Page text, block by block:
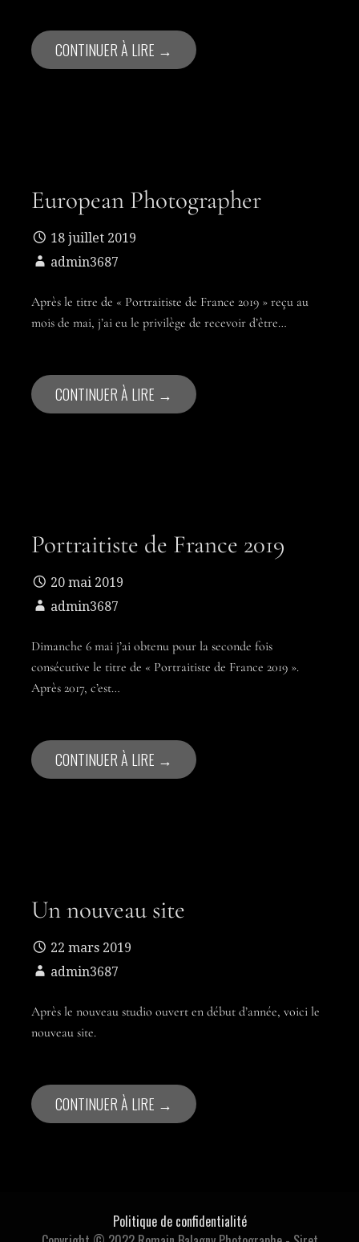
CONTINUER À LIRE →
European Photographer
18 juillet 2019
admin3687
Après le titre de « Portraitiste de France 2019 » reçu au
mois de mai, j’ai eu le privilège de recevoir d’être…
CONTINUER À LIRE →
Portraitiste de France 2019
20 mai 2019
admin3687
Dimanche 6 mai j’ai obtenu pour la seconde fois
consécutive le titre de « Portraitiste de France 2019 ».
Après 2017, c’est…
CONTINUER À LIRE →
Un nouveau site
22 mars 2019
admin3687
Après le nouveau studio ouvert en début d’année, voici le
nouveau site.
CONTINUER À LIRE →
Politique de confidentialité